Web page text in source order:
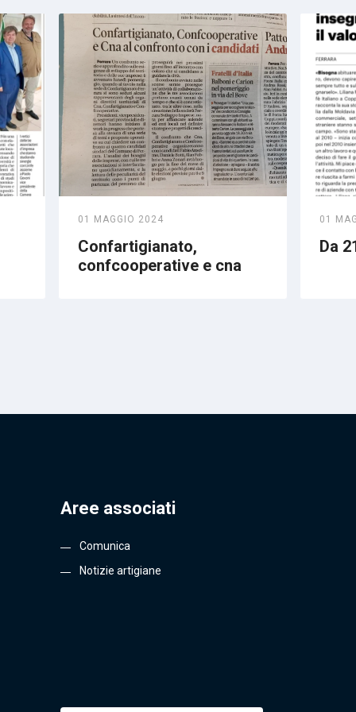
01 MAGGIO 2024
Confartigianato,
confcooperative e cna
01
Da
Aree associati
Comunica
Notizie artigiane